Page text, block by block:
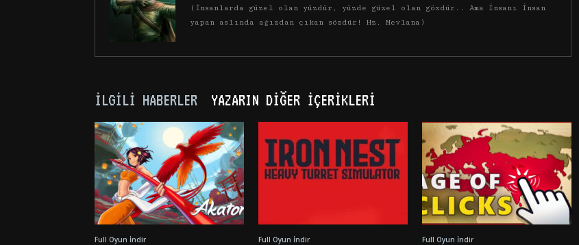
(İnsanlarda güzel olan yüzdür, yüzde güzel olan gözdür.. Ama insanı insan
yapan aslında ağızdan çıkan sözdür! Hz. Mevlana)
İLGILI HABERLER YAZARIN DIĞER İÇERIKLERI
Full Oyun İndir Full Oyun İndir Full Oyun İndir